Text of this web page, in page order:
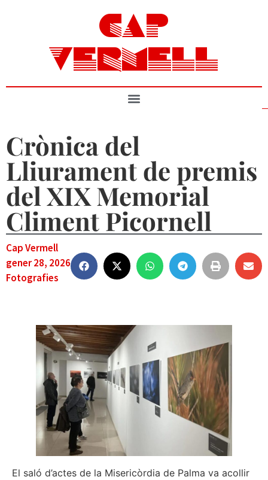
CAP
VERMELL
Crònica del
Lliurament de premis
del XIX Memorial
Climent Picornell
Cap Vermell
gener 28, 2026
Fotografies
El saló d’actes de la Misericòrdia de Palma va acollir